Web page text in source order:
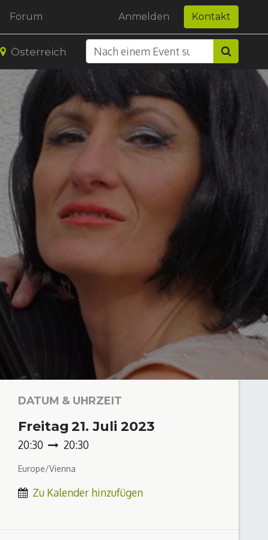
Forum Anmelden Kontakt
Österreich
DATUM & UHRZEIT
Freitag 21. Juli 2023
20:30 20:30
Europe/Vienna
Zu Kalender hinzufügen